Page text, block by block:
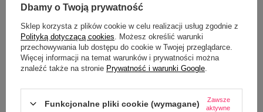
OPINIE (2)
Dbamy o Twoją prywatność
Sklep korzysta z plików cookie w celu realizacji usług zgodnie z
Polityką dotyczącą cookies . Możesz określić warunki
przechowywania lub dostępu do cookie w Twojej przeglądarce.
Więcej informacji na temat warunków i prywatności można
znaleźć także na stronie Prywatność i warunki Google
Funkcjonalne pliki cookie (wymagane)
Zawsze
aktywne